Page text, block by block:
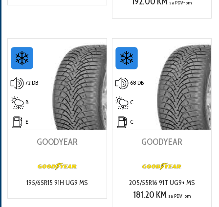
sa PDV-om
72 DB
B
E
GOODYEAR
195/65R15 91H UG9 MS
68 DB
C
C
GOODYEAR
205/55R16 91T UG9+ MS
181.20 KM sa PDV-om